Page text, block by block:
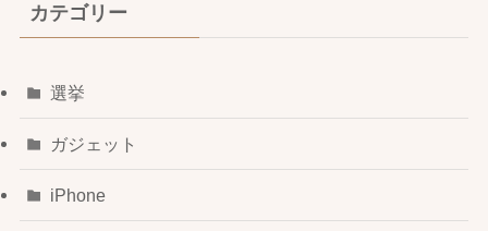
カテゴリー
選挙
ガジェット
iPhone